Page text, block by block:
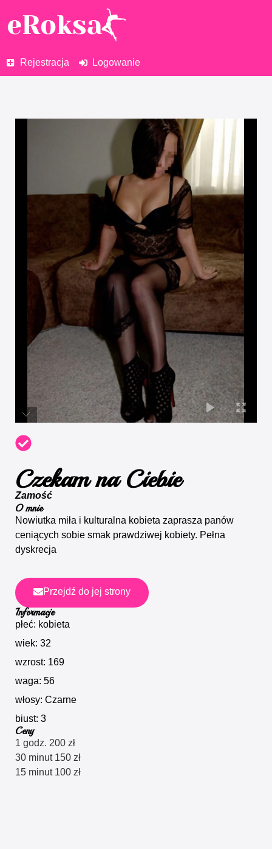
Rejestracja Logowanie
Czekam na Ciebie
Zamość
O mnie
Nowiutka miła i kulturalna kobieta zaprasza panów
ceniących sobie smak prawdziwej kobiety. Pełna
dyskrecja
Przejdź do jej strony
Informacje
płeć: kobieta
wiek: 32
wzrost: 169
waga: 56
włosy: Czarne
biust: 3
Ceny
1 godz. 200 zł
30 minut 150 zł
15 minut 100 zł